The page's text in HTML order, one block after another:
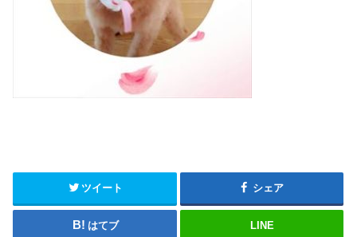
ツイート シェア
はてブ LINE